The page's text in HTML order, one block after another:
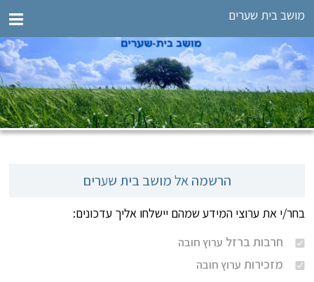
מושב בית שערים
הרשמה אל מושב בית שערים
בחר/י את ערוצי המידע שמהם יישלחו אליך עדכונים:
חרבות ברזל ערוץ חובה
מזכירות ערוץ חובה